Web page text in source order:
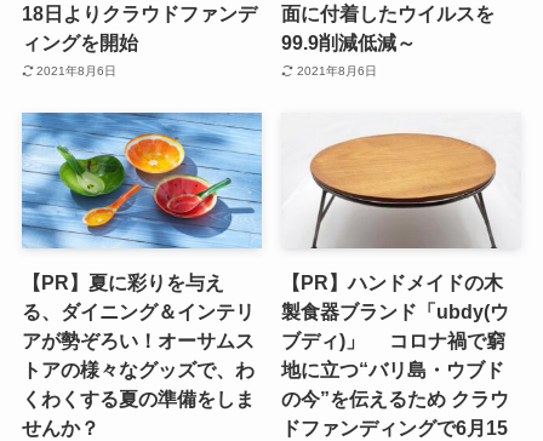
18日よりクラウドファンデ
ィングを開始
2021年8月6日
面に付着したウイルスを
99.9削減低減～
2021年8月6日
【PR】夏に彩りを与え
る、ダイニング＆インテリ
アが勢ぞろい！オーサムス
トアの様々なグッズで、わ
くわくする夏の準備をしま
せんか？
【PR】ハンドメイドの木
製食器ブランド「ubdy(ウ
ブディ)」 コロナ禍で窮
地に立つ“バリ島・ウブド
の今”を伝えるため クラウ
ドファンディングで6月15